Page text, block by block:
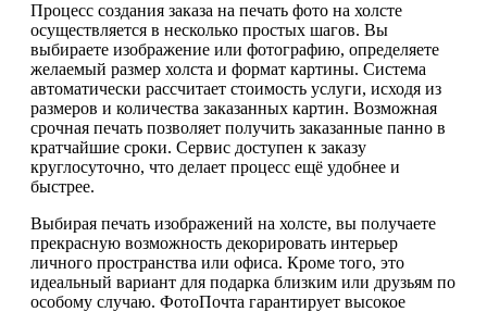
Процесс создания заказа на печать фото на холсте
осуществляется в несколько простых шагов. Вы
выбираете изображение или фотографию, определяете
желаемый размер холста и формат картины. Система
автоматически рассчитает стоимость услуги, исходя из
размеров и количества заказанных картин. Возможная
срочная печать позволяет получить заказанные панно в
кратчайшие сроки. Сервис доступен к заказу
круглосуточно, что делает процесс ещё удобнее и
быстрее.
Выбирая печать изображений на холсте, вы получаете
прекрасную возможность декорировать интерьер
личного пространства или офиса. Кроме того, это
идеальный вариант для подарка близким или друзьям по
особому случаю. ФотоПочта гарантирует высокое